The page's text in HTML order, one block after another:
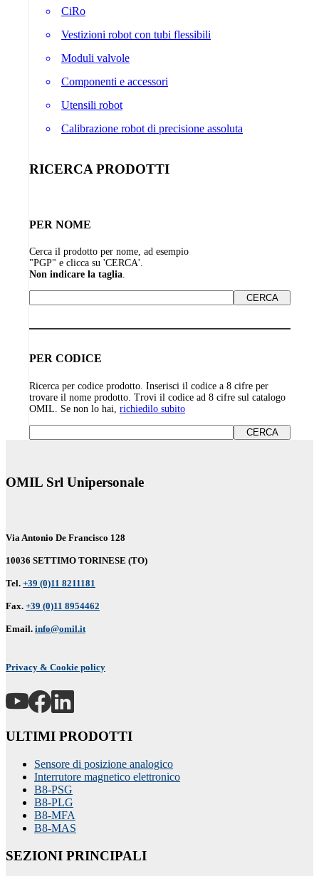
CiRo
Vestizioni robot con tubi flessibili
Moduli valvole
Componenti e accessori
Utensili robot
Calibrazione robot di precisione assoluta
RICERCA PRODOTTI
PER NOME
Cerca il prodotto per nome, ad esempio
"PGP" e clicca su 'CERCA'.
Non indicare la taglia.
PER CODICE
Ricerca per codice prodotto. Inserisci il codice a 8 cifre per
trovare il nome prodotto. Trovi il codice ad 8 cifre sul catalogo
OMIL. Se non lo hai, richiedilo subito
OMIL Srl Unipersonale
Via Antonio De Francisco 128
10036 SETTIMO TORINESE (TO)
Tel. +39 (0)11 8211181
Fax. +39 (0)11 8954462
Email. info@omil.it
Privacy & Cookie policy
ULTIMI PRODOTTI
Sensore di posizione analogico
Interrutore magnetico elettronico
B8-PSG
B8-PLG
B8-MFA
B8-MAS
SEZIONI PRINCIPALI